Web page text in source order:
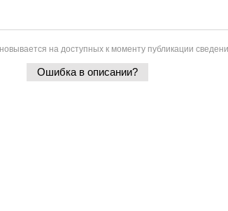
на доступных к моменту публикации
Ошибка в описании?